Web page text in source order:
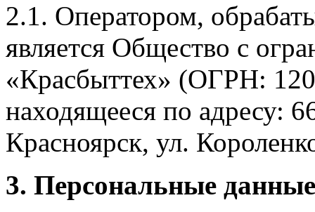
2.1. Оператором,
является Общество с
«Красбыттех» (ОГРН:
находящееся по адресу:
Красноярск, ул.
3. Персональные